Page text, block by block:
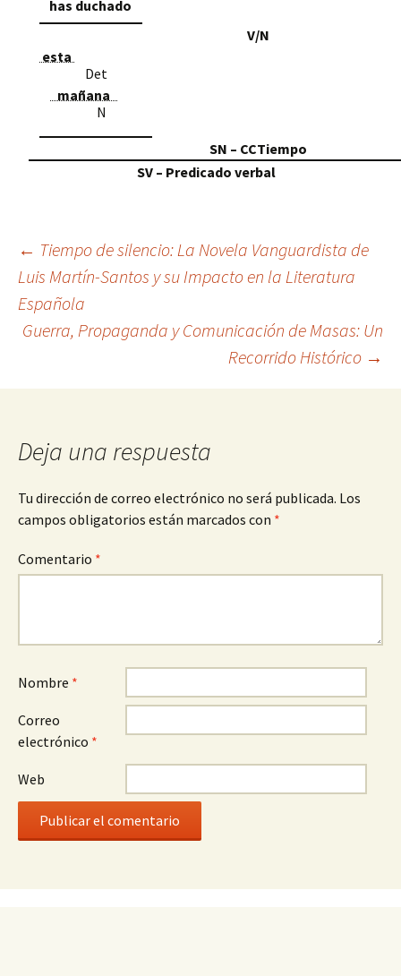
has duchado
V/N
esta
Det
mañana
N
SN – CCTiempo
SV – Predicado verbal
Navegación
de
entradas
← Tiempo de silencio: La Novela Vanguardista de
Luis Martín-Santos y su Impacto en la Literatura
Española
Guerra, Propaganda y Comunicación de Masas: Un
Recorrido Histórico →
Deja una respuesta
Tu dirección de correo electrónico no será publicada. Los
campos obligatorios están marcados con *
Comentario *
Nombre *
Correo
electrónico *
Web